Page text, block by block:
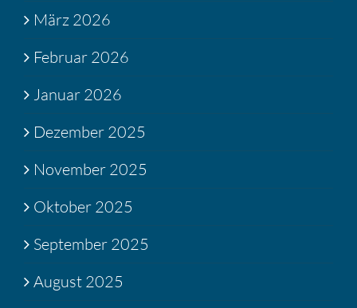
März 2026
Februar 2026
Januar 2026
Dezember 2025
November 2025
Oktober 2025
September 2025
August 2025